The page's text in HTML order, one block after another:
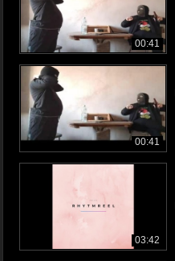
00:41
00:41
03:42